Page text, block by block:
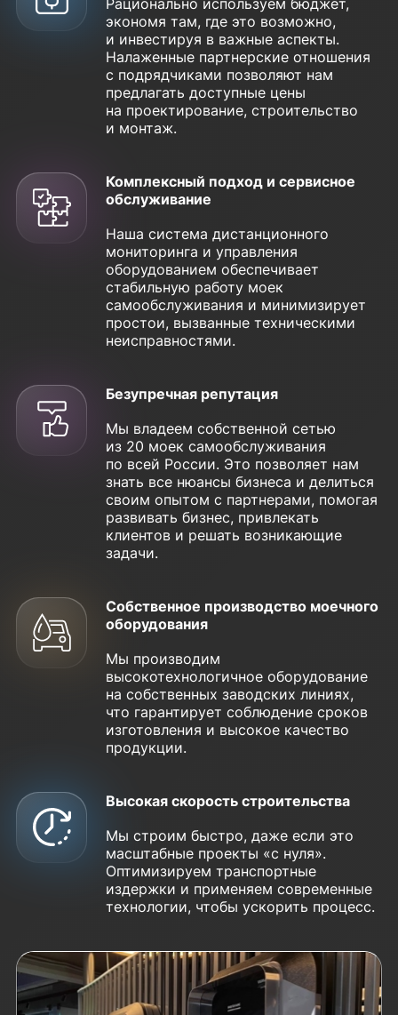
экономя там, где это возможно,
и инвестируя в важные аспекты.
Налаженные партнерские отношения
с подрядчиками позволяют нам
предлагать доступные цены
на проектирование, строительство
и монтаж.
Комплексный подход и сервисное
обслуживание
Наша система дистанционного
мониторинга и управления
оборудованием обеспечивает
стабильную работу моек
самообслуживания и минимизирует
простои, вызванные техническими
неисправностями.
Безупречная репутация
Мы владеем собственной сетью
из 20 моек самообслуживания
по всей России. Это позволяет нам
знать все нюансы бизнеса и делиться
своим опытом с партнерами, помогая
развивать бизнес, привлекать
клиентов и решать возникающие
задачи.
Собственное производство моечного
оборудования
Мы производим
высокотехнологичное оборудование
на собственных заводских линиях,
что гарантирует соблюдение сроков
изготовления и высокое качество
продукции.
Высокая скорость строительства
Мы строим быстро, даже если это
масштабные проекты «с нуля».
Оптимизируем транспортные
издержки и применяем современные
технологии, чтобы ускорить процесс.